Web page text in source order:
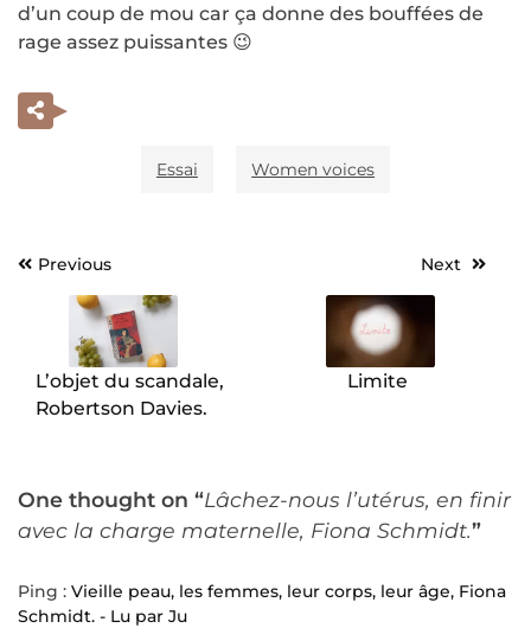
d’un coup de mou car ça donne des bouffées de
rage assez puissantes 😉
Essai Women voices
Navigation
l’article
Previous
L’objet du scandale,
Robertson Davies.
Next
Limite
One thought on “Lâchez-nous l’utérus, en finir
avec la charge maternelle, Fiona Schmidt.”
Ping : Vieille peau, les femmes, leur corps, leur âge, Fiona
Schmidt. - Lu par Ju